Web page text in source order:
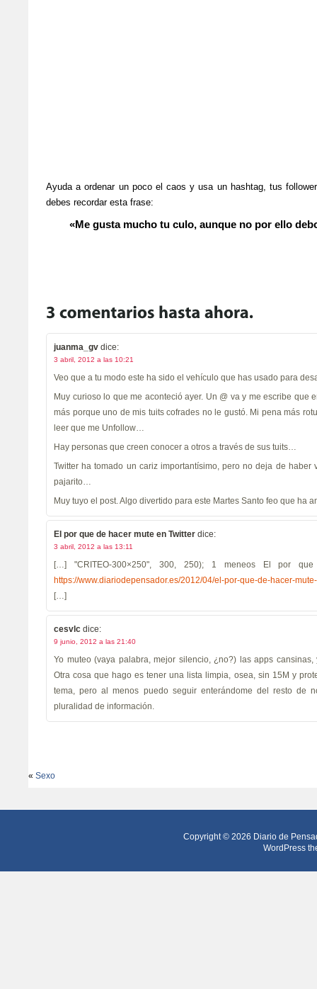
Ayuda a ordenar un poco el caos y usa un hashtag, tus
debes recordar esta frase:
«Me gusta mucho tu culo, aunque no por ello
juanma_gv dice:
3 abril, 2012 a las 10:21
Veo que a tu modo este ha sido el vehículo que has usado para
Muy curioso lo que me aconteció ayer. Un @ va y me escribe que
más porque uno de mis tuits cofrades no le gustó. Mi pena más
leer que me Unfollow…
Hay personas que creen conocer a otros a través de sus tuits…
Twitter ha tomado un cariz importantísimo, pero no deja de haber
pajarito…
Muy tuyo el post. Algo divertido para este Martes Santo feo que ha
El por que de hacer mute en Twitter dice:
3 abril, 2012 a las 13:11
[…] "CRITEO-300×250", 300, 250); 1 meneos El por
https://www.diariodepensador.es/2012/04/el-por-que-de-hacer-
[…]
cesvlc dice:
9 junio, 2012 a las 21:40
Yo muteo (vaya palabra, mejor silencio, ¿no?) las apps
Otra cosa que hago es tener una lista limpia, osea, sin 15M y
tema, pero al menos puedo seguir enterándome del resto de
pluralidad de información.
« Sexo
Copyright © 2026 Diario de
WordPress